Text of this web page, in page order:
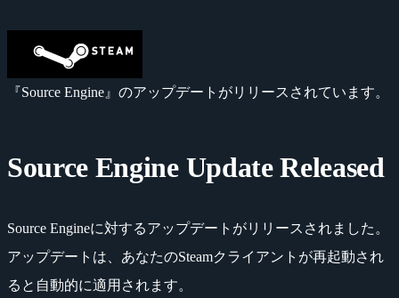
『Source Engine』のアップデートがリリースされています。
Source Engine Update Released
Source Engineに対するアップデートがリリースされました。
アップデートは、あなたのSteamクライアントが再起動され
ると自動的に適用されます。